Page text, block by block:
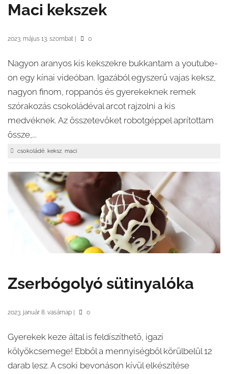
Maci kekszek
2023. május 13. szombat 0
Nagyon aranyos kis kekszekre bukkantam a youtube-
on egy kínai videóban. Igazából egyszerű vajas keksz,
nagyon finom, roppanós és gyerekeknek remek
szórakozás csokoládéval arcot rajzolni a kis
medvéknek. Az összetevőket robotgéppel aprítottam
össze,...
csokoládé, keksz, maci
Zserbógolyó sütinyalóka
2023. január 8. vasárnap 0
Gyerekek keze által is feldíszíthető, igazi
kölyökcsemege! Ebből a mennyiségből körülbelül 12
darab lesz. A csoki bevonáson kívül elkészítése